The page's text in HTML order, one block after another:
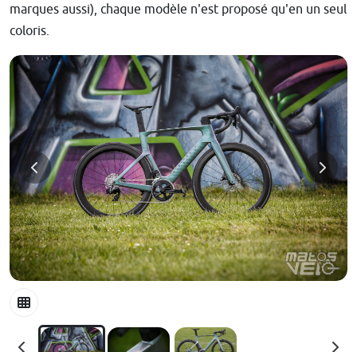
marques aussi), chaque modèle n'est proposé qu'en un seul
coloris.